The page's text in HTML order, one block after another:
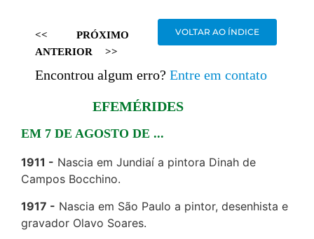
<<
ANTERIOR
PRÓXIMO
>>
VOLTAR AO ÍNDICE
Encontrou algum erro? Entre em contato
EFEMÉRIDES
EM 7 DE AGOSTO DE ...
1911
Nascia em Jundiaí a pintora Dinah de
Campos Bocchino.
1917
Nascia em São Paulo a pintor, desenhista e
gravador Olavo Soares.